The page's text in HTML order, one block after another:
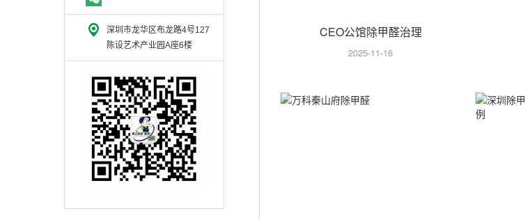
深圳市龙华区布龙路4号127
陈设艺术产业园A座6楼
CEO公馆除甲醛治理
2025-11-16